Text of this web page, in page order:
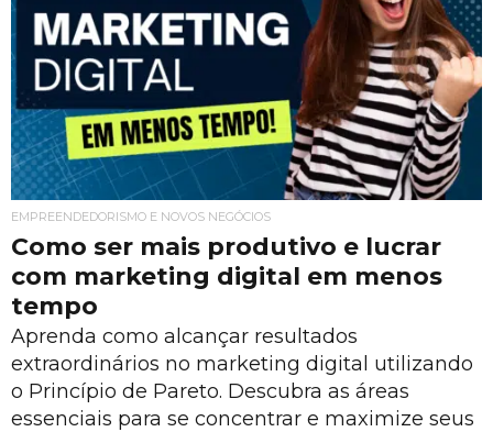
EMPREENDEDORISMO E NOVOS NEGÓCIOS
Como ser mais produtivo e lucrar
com marketing digital em menos
tempo
Aprenda como alcançar resultados
extraordinários no marketing digital utilizando
o Princípio de Pareto. Descubra as áreas
essenciais para se concentrar e maximize seus